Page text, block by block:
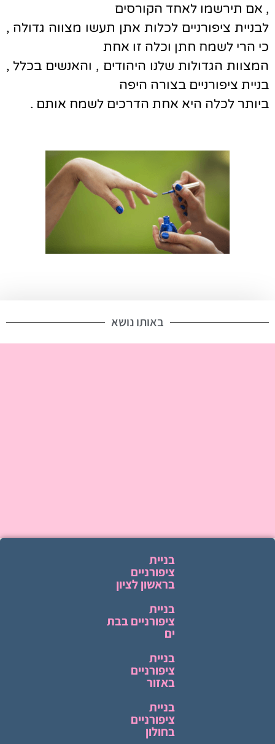
, אם תירשמו לאחד הקורסים
לבניית ציפורניים לכלות אתן תעשו מצווה גדולה ,
כי הרי לשמח חתן וכלה זו אחת
המצוות הגדולות שלנו היהודים , והאנשים בכלל ,
בניית ציפורניים בצורה היפה
ביותר לכלה היא אחת הדרכים לשמח אותם .
באותו נושא
בניית
ציפורניים
בראשון לציון
בניית
ציפורניים בבת
ים
בניית
ציפורניים
באזור
בניית
ציפורניים
בחולון